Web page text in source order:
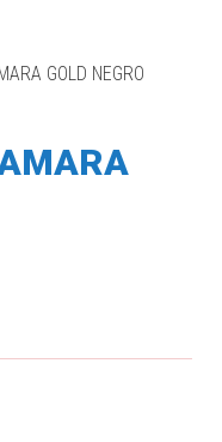
GOLD NEGRO